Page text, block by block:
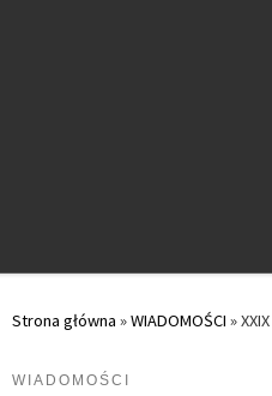
Strona główna »WIADOMOŚCI »
WIADOMOŚCI